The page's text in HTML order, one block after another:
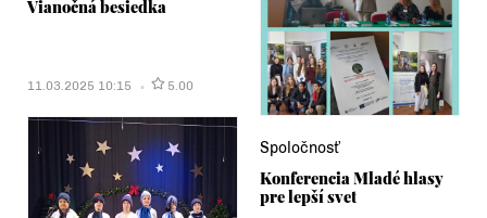
Vianočná besiedka
11.03.2025 10:15 5.00
Spoločnosť
Konferencia Mladé hlasy
pre lepší svet